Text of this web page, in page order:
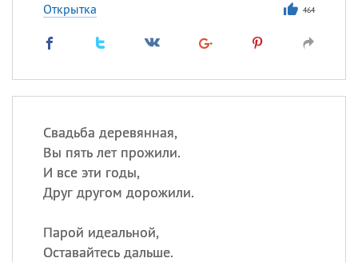
Открытка 464
Свадьба деревянная,
Вы пять лет прожили.
И все эти годы,
Друг другом дорожили.
Парой идеальной,
Оставайтесь дальше.